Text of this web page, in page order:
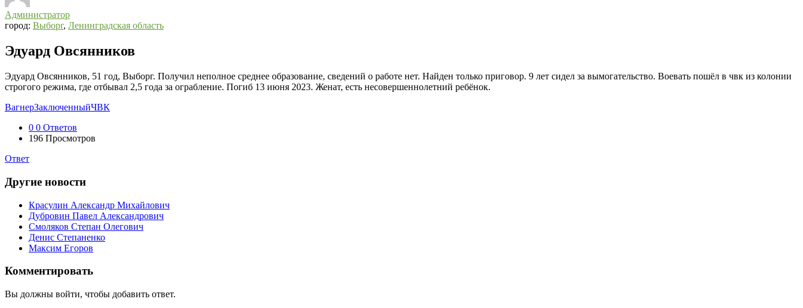
Администратор
город: Выборг, Ленинградская область
Эдуард Овсянников
Эдуард Овсянников, 51 год, Выборг. Получил неполное среднее образование, сведений о работе нет. Найден только приговор. 9 лет сидел за вымогательство. Воевать пошёл в чвк из колонии
строгого режима, где отбывал 2,5 года за ограбление. Погиб 13 июня 2023. Женат, есть несовершеннолетний ребёнок.
ВагнерЗаключенныйЧВК
0 0 Ответов
196 Просмотров
Ответ
Другие новости
Красулин Александр Михайлович
Дубровин Павел Александрович
Смоляков Степан Олегович
Денис Степаненко
Максим Егоров
Комментировать
Вы должны войти, чтобы добавить ответ.